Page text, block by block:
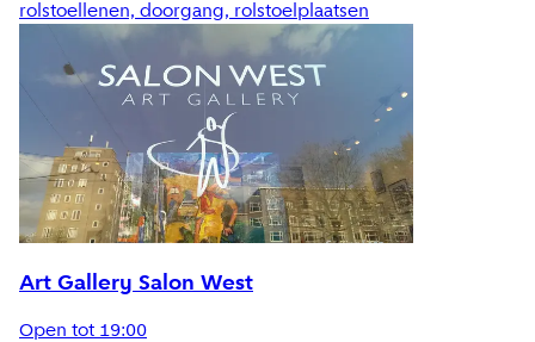
rolstoellenen, doorgang, rolstoelplaatsen
Art Gallery Salon West
Open tot 19:00